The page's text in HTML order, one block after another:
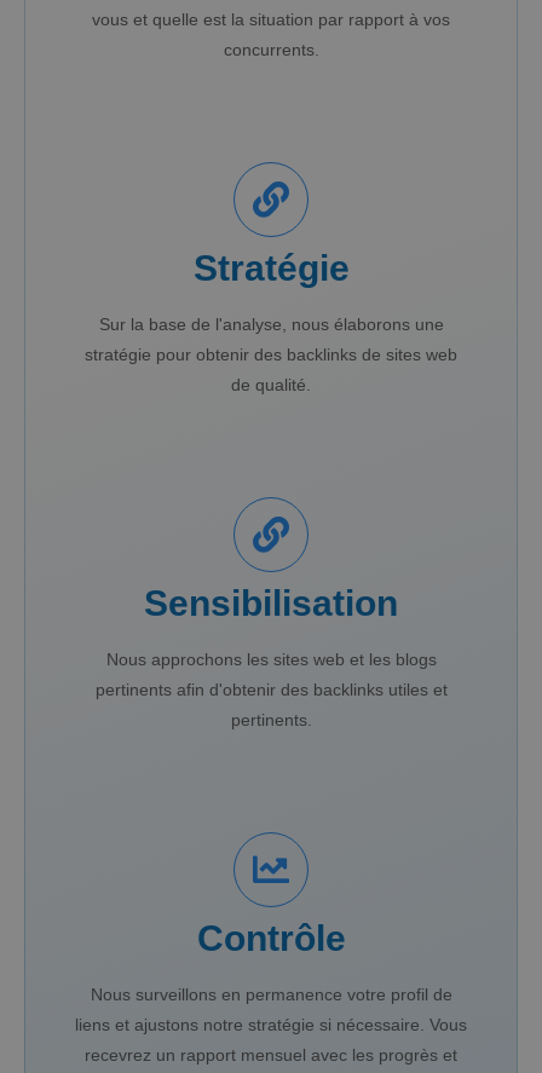
vous et quelle est la situation par rapport à vos
concurrents.
Stratégie
Sur la base de l'analyse, nous élaborons une
stratégie pour obtenir des backlinks de sites web
de qualité.
Sensibilisation
Nous approchons les sites web et les blogs
pertinents afin d'obtenir des backlinks utiles et
pertinents.
Contrôle
Nous surveillons en permanence votre profil de
liens et ajustons notre stratégie si nécessaire. Vous
recevrez un rapport mensuel avec les progrès et